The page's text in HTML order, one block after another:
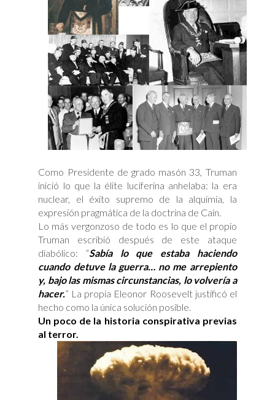
Como Presidente de grado masón 33, Truman
inició lo que la élite luciferina anhelaba: la era
nuclear, el éxito supremo de la alquimia, la
expresión pragmática de la doctrina de Caín.
Lo más vergonzoso de todo es lo que el propio
Truman escribió después de este ataque
diabólico: “Sabía lo que estaba haciendo
cuando detuve la guerra… no me arrepiento
y, bajo las mismas circunstancias, lo volvería a
hacer.” La propia Eleonor Roosevelt justificó el
hecho como la única solución posible.
Un poco de la historia conspirativa previas
al terror.